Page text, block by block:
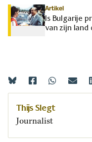
Artikel
Is Bulgarije
van zijn
Thijs Slegt
Journalist